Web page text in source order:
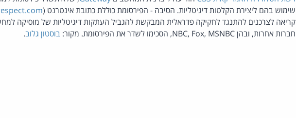
שימוש בהם ליצירת הקלטות דיגיטליות. הסיבה - הפירסומת כוללת כתובת אינטרנט (
חברות אחרות, ובהן NBC, Fox, MSNBC, הסכימו לשדר את הפירסומת. מקור:
בוסטון גלוב.